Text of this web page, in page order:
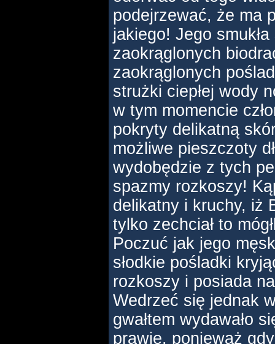
podejrzewać, że ma
jakiego! Jego
zaokrąglonych
zaokrąglonych
strużki ciepłej wody
w tym momencie
pokryty delikatną
możliwe pieszczoty
wydobędzie z tych
spazmy rozkoszy!
delikatny i kruchy, iż
tylko zechciał to
Poczuć jak jego
słodkie pośladki
rozkoszy i posiada
Wedrzeć się jednak
gwałtem wydawało
prawie, ponieważ